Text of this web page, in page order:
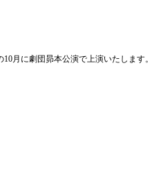
月に劇団昴本公演で上演いたします。